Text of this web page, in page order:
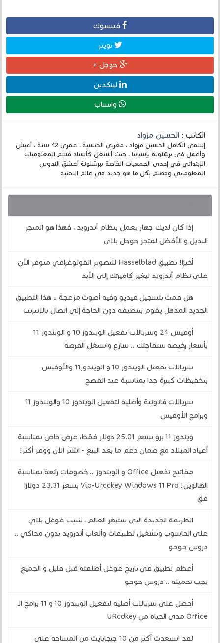
فيسبوك
تويتر
جوجل +
لينكدين
واتساب
الكاتب :الحسين مزواد
إسمي الكامل الحسين مزواد ، مغربي الجنسية ، عمري 42 سنة ، أعيش
وأعمل في برشلونة بإسبانيا ، حيث أشتغل كأستاذ قسم المعلوميات
الإبتدائي في إحدى الجمعيات الخاصة ببرشلونة أعشق التدوين
المعلوماتي ومهتم بكل ما هو جديد في عالم التقنية
إذا كان لديك جهاز يعمل بنظام أندرويد ، فهذا هو المتجر
البديل و الأفضل لمتجر جوجل بلاي
أخيرًا! تطبيق Hasselblad للتصوير الفوتوغرافي متوفر الآن
على نظام أندرويد ليغير كاميرتك إلى الأبد
هل قمت بتسجيل فيديو وفيه أصوت مزعجة .. هذا التطبيق
الجديد المذهل يقوم بتنظيفه دون الحاجة إلى اتصال بالإنترنت
أوفيس 24 وسريالات تفعيل الويندوز 10 و الويندوز 11
بأسعار رخيصة ستفاجئك .. سارع واستغل الفرصة
سريالات تفعيل الويندوز 10 و الويندوز11 والأوفيس
بتخفيظات كبيرة جدا بمناسبة عيد الفصح
سريالات قانونية وأصلية لتفعيل الويندوز 10 والويندوز 11
وبرامج الأوفيس
ويندوز 11 برو بسعر 25.01 دولار فقط، عرض خاص بمناسبة
أعياد الميلاد مع ضمان دعم ما بعد البيع - اشتر الآن ووفر أكثر!
مفاتيح تفعيل Office و الويندوز .. خصومات رائعة بمناسبة
الهالوين! Vip-Urcdkey Windows 11 Pro بسعر 23.31 دولارًا
فق
الطريقة الجديدة التي ستبهر العالم ، تثبيت غوغل بلاي
على الحاسوب وتشغيل تطبيقات وألعاب أندرويد بدون محاكي ..
دروس حوحو
أعظم تطبيق في تاريخ غوغل أطلقته قبل قليل و الجميع
يجب تحميله .. دروس حوحو
أحصل على سريالات أصلية لتفعيل الويندوز 10 و 11 برامج الـ
Office مدى الحياة من URcdkey
لقد استعدت أكثر من 10 جيجابايت من المساحة على